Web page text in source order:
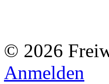
© 2026
Anmelden